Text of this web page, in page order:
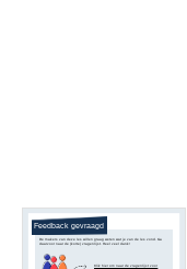
De makers van deze les willen graag weten wat je van de les vond. Ga
daarvoor naar de (korte) vragenlijst. Heel veel dank!
Feedback gevraagd
Klik hier om naar de vragenlijst voor